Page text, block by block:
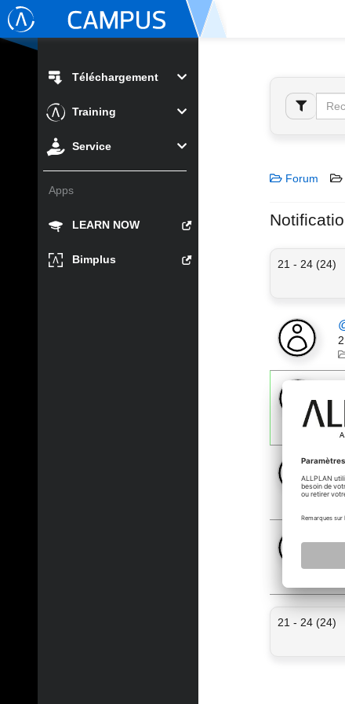
Téléchargement
Training
Service
Apps
LEARN NOW
Bimplus
Forum
21 - 24 (24)
21 - 24 (24)